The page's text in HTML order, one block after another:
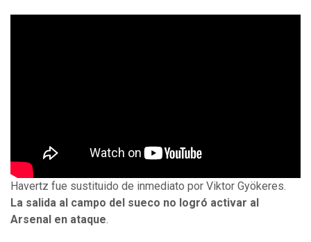
Havertz fue sustituido de inmediato por Viktor Gyökeres.
La salida al campo del sueco no logró activar al
Arsenal en ataque.